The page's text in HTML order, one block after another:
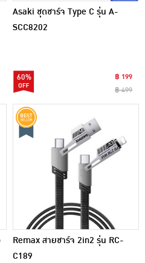
Asaki ชุดชาร์จ Type C รุ่น A-
SCC8202
60%
฿ 199
฿ 499
Remax สายชาร์จ 2in2 รุ่น RC-
C189